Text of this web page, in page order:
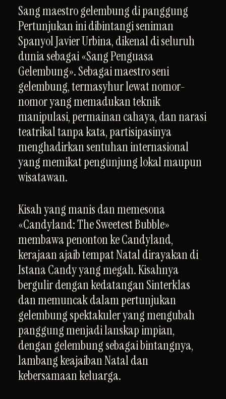
Sang maestro gelembung di panggung
Pertunjukan ini dibintangi seniman
Spanyol Javier Urbina, dikenal di seluruh
dunia sebagai «Sang Penguasa
Gelembung». Sebagai maestro seni
gelembung, termasyhur lewat nomor-
nomor yang memadukan teknik
manipulasi, permainan cahaya, dan narasi
teatrikal tanpa kata, partisipasinya
menghadirkan sentuhan internasional
yang memikat pengunjung lokal maupun
wisatawan.
Kisah yang manis dan memesona
«Candyland: The Sweetest Bubble»
membawa penonton ke Candyland,
kerajaan ajaib tempat Natal dirayakan di
Istana Candy yang megah. Kisahnya
bergulir dengan kedatangan Sinterklas
dan memuncak dalam pertunjukan
gelembung spektakuler yang mengubah
panggung menjadi lanskap impian,
dengan gelembung sebagai bintangnya,
lambang keajaiban Natal dan
kebersamaan keluarga.